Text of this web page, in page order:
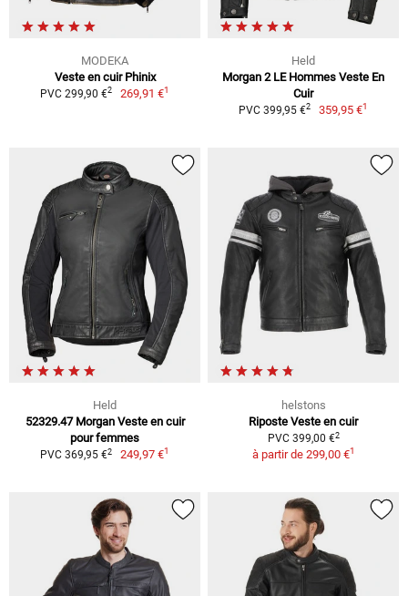
MODEKA
Veste en cuir Phinix
PVC 299,90 €2 269,91 €1
Held
Morgan 2 LE Hommes Veste En
Cuir
PVC 399,95 €2 359,95 €1
Held
52329.47 Morgan Veste en cuir
pour femmes
PVC 369,95 €2 249,97 €1
helstons
Riposte Veste en cuir
PVC 399,00 €2
à partir de 299,00 €1